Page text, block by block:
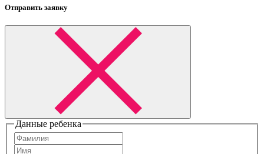
Отправить заявку
Данные ребенка